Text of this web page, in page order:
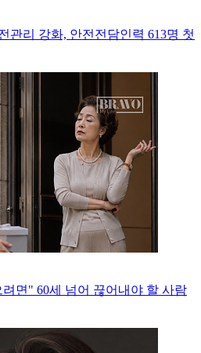
관리 강화, 안전전담인력 613명 첫
면" 60세 넘어 끊어내야 할 사람